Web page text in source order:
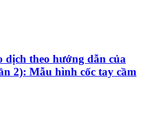
dịch theo hướng dẫn của
2): Mẫu hình cốc tay cầm